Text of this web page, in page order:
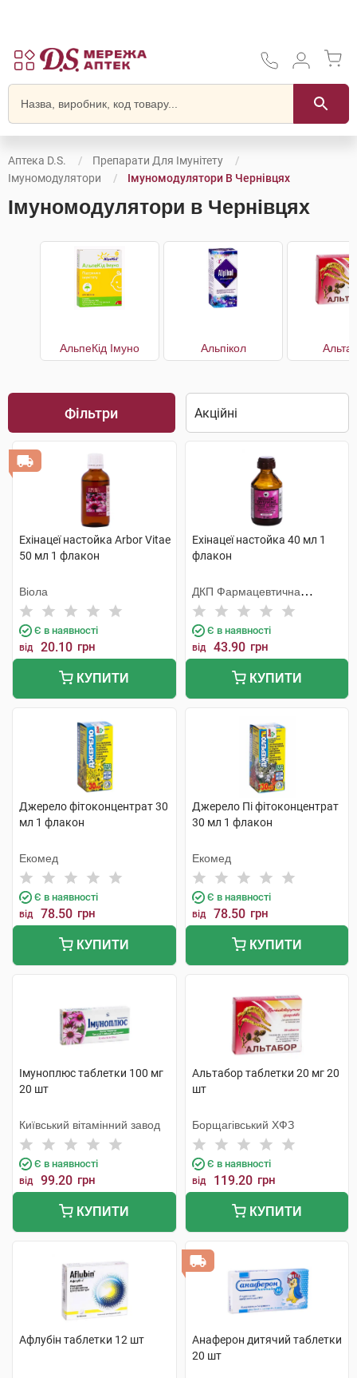
Аптека D.S.
Препарати Для Імунітету
Імуномодулятори
Імуномодулятори В Чернівцях
Імуномодулятори в Чернівцях
АльпеКід Імуно Альпікол
Фільтри
Ехінацеї настойка Arbor Vitae
50 мл 1 флакон
Віола
Є в наявності
від 20.10 грн
КУПИТИ
Ехінацеї настойка 40 мл 1
флакон
ДКП Фармацевтична
фабрика
Є в наявності
від 43.90 грн
КУПИТИ
Джерело фітоконцентрат 30
мл 1 флакон
Екомед
Є в наявності
від 78.50 грн
КУПИТИ
Джерело Пі фітоконцентрат
30 мл 1 флакон
Екомед
Є в наявності
від 78.50 грн
КУПИТИ
Імуноплюс таблетки 100 мг
20 шт
Київський вітамінний завод
Є в наявності
від 99.20 грн
КУПИТИ
Альтабор таблетки 20 мг 20
шт
Борщагівський ХФЗ
Є в наявності
від 119.20 грн
КУПИТИ
Афлубін таблетки 12 шт
Анаферон дитячий таблетки
20 шт